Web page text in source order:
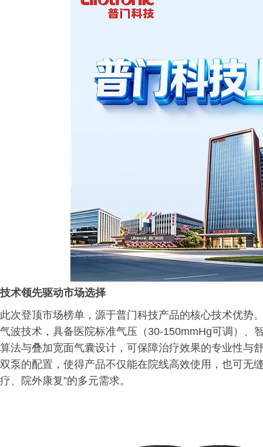
技术领先驱动市场选择
此次登顶市场榜单，源于普门科技产品的核心技术优势
气波技术，具备医院标准气压（30-150mmHg可调）、
算法与叠加宽面气囊设计，可保障治疗效果的专业性与
双泵的配置，使得产品不仅能在院线高效使用，也可无
疗、院外康复”的多元需求。